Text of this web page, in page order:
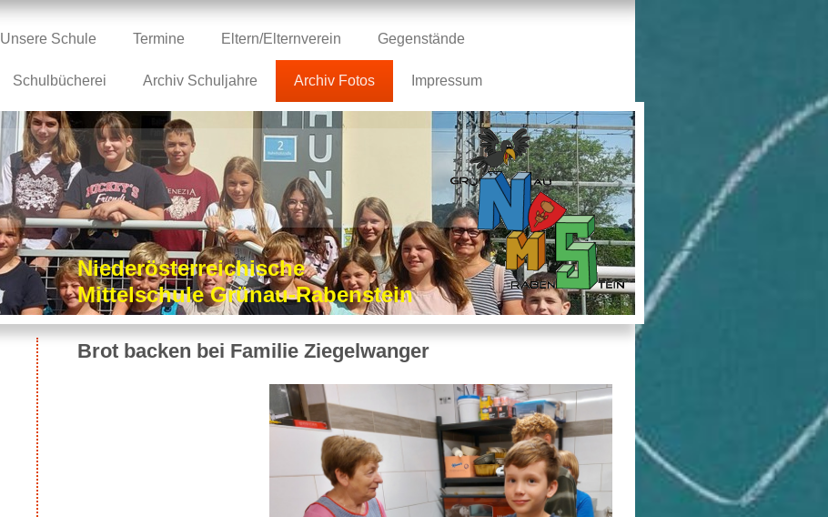
Unsere Schule Termine Eltern/Elternverein Gegenstände
Schulbücherei Archiv Schuljahre Archiv Fotos Impressum
Niederösterreichische
Mittelschule Grünau-Rabenstein
Brot backen bei Familie Ziegelwanger